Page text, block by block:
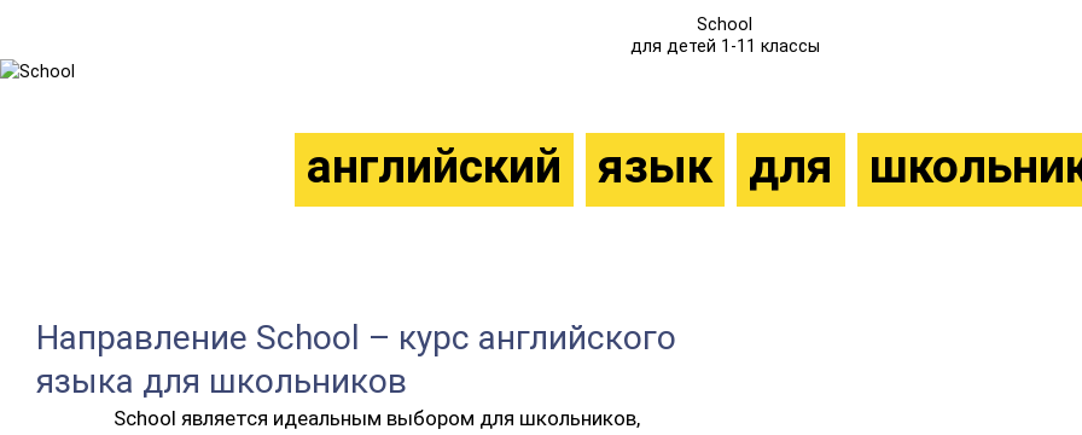
School
для детей 1-11 классы
английский язык для
Направление School – курс английского
языка для школьников
School является идеальным выбором для школьников,